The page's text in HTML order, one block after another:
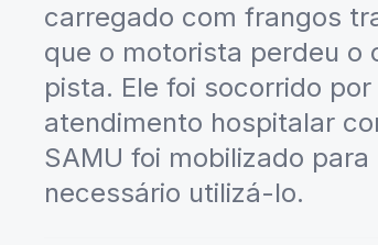
carregado com frangos
que o motorista perdeu o
pista. Ele foi socorrido
atendimento hospitalar
SAMU foi mobilizado
necessário utilizá-lo.